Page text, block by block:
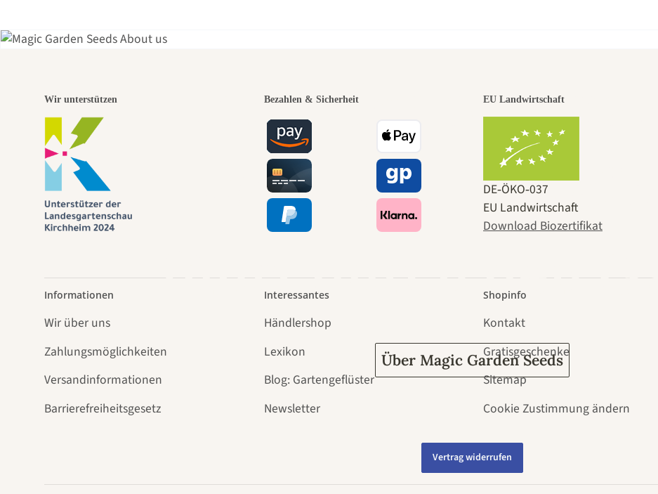
Einer der
Wege zu uns
führt durch den
Über Magic Garden Seeds
Wir unterstützen Bezahlen & Sicherheit EU Landwirtschaft
DE‑ÖKO‑037
EU Landwirtschaft
Download Biozertifikat
Informationen
Wir über uns
Zahlungsmöglichkeiten
Versandinformationen
Barrierefreiheitsgesetz
Interessantes
Händlershop
Lexikon
Blog: Gartengeflüster
Newsletter
Shopinfo
Kontakt
Gratisgeschenke
Sitemap
Cookie Zustimmung ändern
Vertrag widerrufen